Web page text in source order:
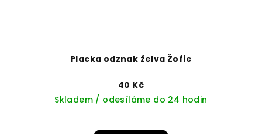
Placka odznak želva Žofie
40 Kč
Skladem / odesíláme do 24 hodin